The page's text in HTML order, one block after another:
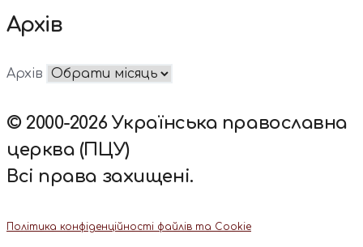
Архів
Архів
© 2000-2026 Українська православна
церква (ПЦУ)
Всі права захищені.
Політика конфіденційності файлів та Cookie